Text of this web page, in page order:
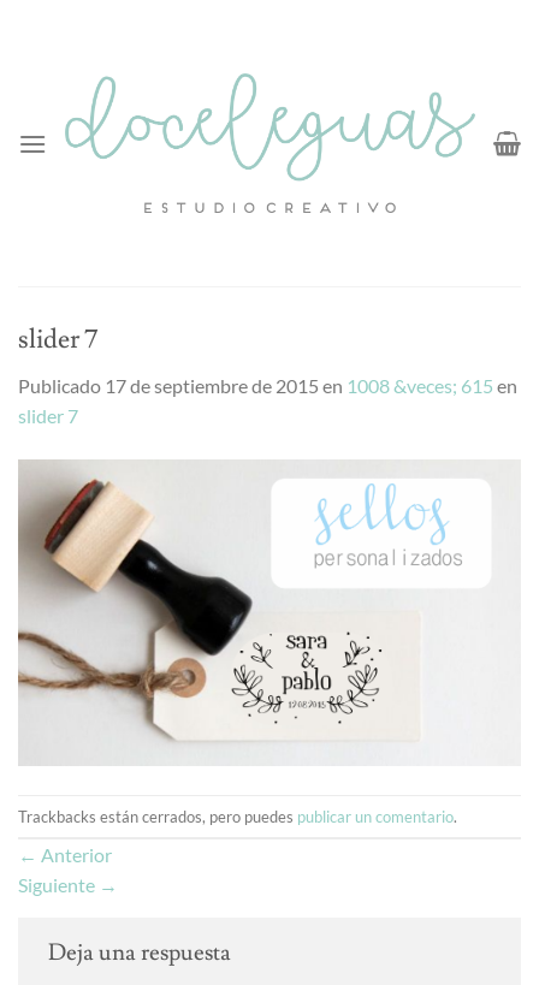
slider 7
Publicado 17 de septiembre de 2015 en 1008 &veces; 615 en
slider 7
Trackbacks están cerrados, pero puedes publicar un comentario.
← Anterior
Siguiente →
Deja una respuesta